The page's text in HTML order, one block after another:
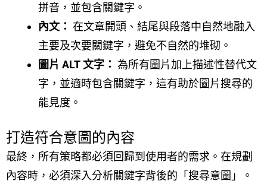
拼音，並包含關鍵字。
內文： 在文章開頭、結尾與段落中自然地融入
主要及次要關鍵字，避免不自然的堆砌。
圖片 ALT 文字： 為所有圖片加上描述性替代文
字，並適時包含關鍵字，這有助於圖片搜尋的
能見度。
打造符合意圖的內容
最終，所有策略都必須回歸到使用者的需求。在規劃
內容時，必須深入分析關鍵字背後的「搜尋意圖」。